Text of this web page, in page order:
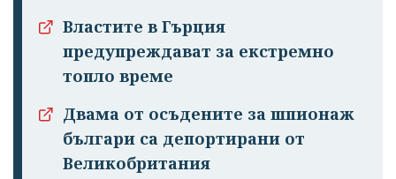
Властите в Гърция
предупреждават за екстремно
топло време
Двама от осъдените за шпионаж
българи са депортирани от
Великобритания